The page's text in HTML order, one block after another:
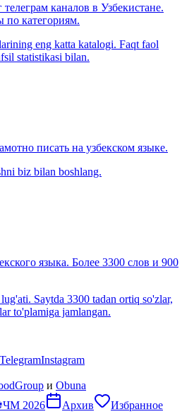
каналов в Узбекистане.
по категориям.
eng katta katalogi. Faqt faol
statistikasi bilan.
писать на узбекском языке.
biz bilan boshlang.
языка. Более 3300 слов и 900
Saytda 3300 tadan ortiq so'zlar,
to'plamiga jamlangan.
TelegramInstagram
и Obuna
ЧМ 2026 Архив Избранное